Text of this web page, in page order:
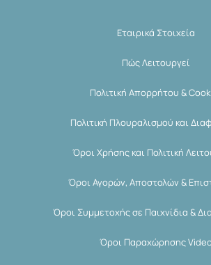
Εταιρικά Στοιχεία
Πώς Λειτουργεί
Πολιτική Απορρήτου &
Πολιτική Πλουραλισμού και
Όροι Χρήσης και Πολιτική
Όροι Αγορών, Αποστολών &
Όροι Συμμετοχής σε Παιχνίδια &
Όροι Παραχώρησης Video